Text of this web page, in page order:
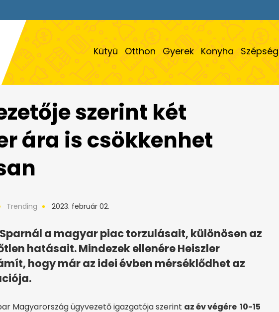
Kütyü Otthon Gyerek Konyha Szépség
szerint két
ára is csökkenhet
Trending 2023. február 02.
a magyar piac torzulásait, különösen az
hatásait. Mindezek ellenére Heiszler
hogy már az idei évben mérséklődhet az
Magyarország ügyvezető igazgatója szerint az év végére 10-15